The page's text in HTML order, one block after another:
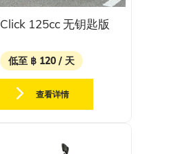
125cc 无钥匙版
低至 ฿ 120 / 天
查看详情